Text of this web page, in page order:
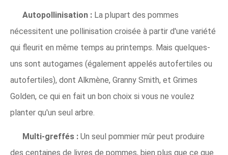
Autopollinisation : La plupart des pommes
nécessitent une pollinisation croisée à partir d'une variété
qui fleurit en même temps au printemps. Mais quelques-
uns sont autogames (également appelés autofertiles ou
autofertiles), dont Alkmène, Granny Smith, et Grimes
Golden, ce qui en fait un bon choix si vous ne voulez
planter qu'un seul arbre.
Multi-greffés : Un seul pommier mûr peut produire
des centaines de livres de pommes, bien plus que ce que